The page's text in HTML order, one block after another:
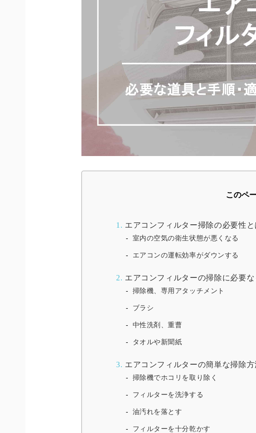
このペ
1. エアコンフィルター掃除の必要性と
室内の空気の衛生状態が悪くなる
エアコンの運転効率がダウンする
2. エアコンフィルターの掃除に必要な
掃除機、専用アタッチメント
ブラシ
中性洗剤、重曹
タオルや新聞紙
3. エアコンフィルターの簡単な掃除
掃除機でホコリを取り除く
フィルターを洗浄する
油汚れを落とす
フィルターを十分乾かす